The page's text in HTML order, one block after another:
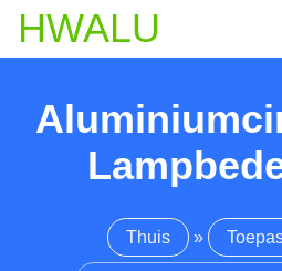
HWALU
Thuis »